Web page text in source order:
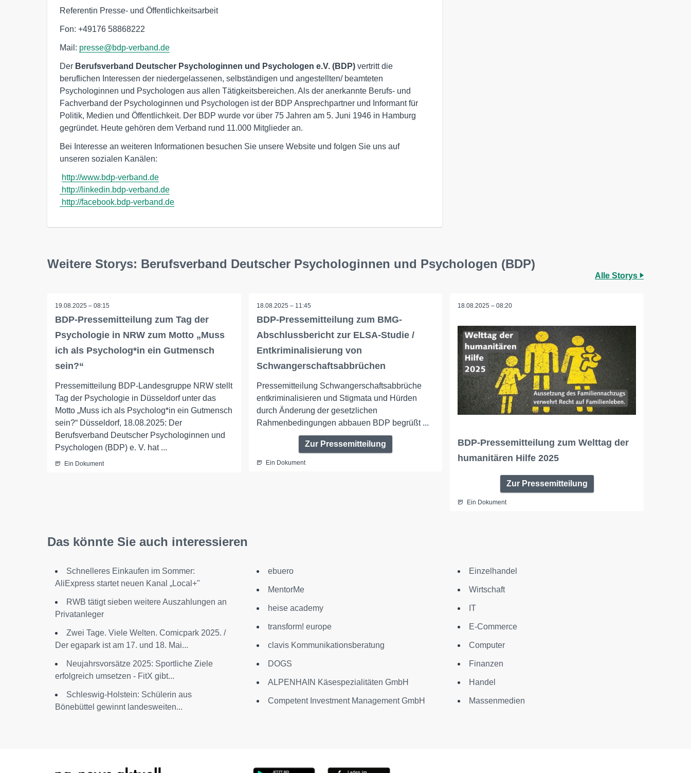
Referentin Presse- und Öffentlichkeitsarbeit
Fon: +49176 58868222
Mail: presse@bdp-verband.de
Der Berufsverband Deutscher Psychologinnen und Psychologen e.V. (BDP) vertritt die
beruflichen Interessen der niedergelassenen, selbständigen und angestellten/ beamteten
Psychologinnen und Psychologen aus allen Tätigkeitsbereichen. Als der anerkannte Berufs- und
Fachverband der Psychologinnen und Psychologen ist der BDP Ansprechpartner und Informant für
Politik, Medien und Öffentlichkeit. Der BDP wurde vor über 75 Jahren am 5. Juni 1946 in Hamburg
gegründet. Heute gehören dem Verband rund 11.000 Mitglieder an.
Bei Interesse an weiteren Informationen besuchen Sie unsere Website und folgen Sie uns auf
unseren sozialen Kanälen:
http://www.bdp-verband.de
http://linkedin.bdp-verband.de
http://facebook.bdp-verband.de
Weitere Storys: Berufsverband Deutscher Psychologinnen und Psychologen (BDP)
Alle Storys
19.08.2025 – 08:15
BDP-Pressemitteilung zum Tag der
Psychologie in NRW zum Motto „Muss
ich als Psycholog*in ein Gutmensch
sein?“
Pressemitteilung BDP-Landesgruppe NRW stellt
Tag der Psychologie in Düsseldorf unter das
Motto „Muss ich als Psycholog*in ein Gutmensch
sein?“ Düsseldorf, 18.08.2025: Der
Berufsverband Deutscher Psychologinnen und
Psychologen (BDP) e. V. hat ...
Ein Dokument
18.08.2025 – 11:45
BDP-Pressemitteilung zum BMG-
Abschlussbericht zur ELSA-Studie /
Entkriminalisierung von
Schwangerschaftsabbrüchen
Pressemitteilung Schwangerschaftsabbrüche
entkriminalisieren und Stigmata und Hürden
durch Änderung der gesetzlichen
Rahmenbedingungen abbauen BDP begrüßt ...
Zur Pressemitteilung
Ein Dokument
18.08.2025 – 08:20
BDP-Pressemitteilung zum Welttag der
humanitären Hilfe 2025
Zur Pressemitteilung
Ein Dokument
Das könnte Sie auch interessieren
Schnelleres Einkaufen im Sommer:
AliExpress startet neuen Kanal „Local+"
RWB tätigt sieben weitere Auszahlungen an
Privatanleger
Zwei Tage. Viele Welten. Comicpark 2025. /
Der egapark ist am 17. und 18. Mai...
Neujahrsvorsätze 2025: Sportliche Ziele
erfolgreich umsetzen - FitX gibt...
Schleswig-Holstein: Schülerin aus
Bönebüttel gewinnt landesweiten...
ebuero
MentorMe
heise academy
transform! europe
clavis Kommunikationsberatung
DOGS
ALPENHAIN Käsespezialitäten GmbH
Competent Investment Management GmbH
Einzelhandel
Wirtschaft
IT
E-Commerce
Computer
Finanzen
Handel
Massenmedien